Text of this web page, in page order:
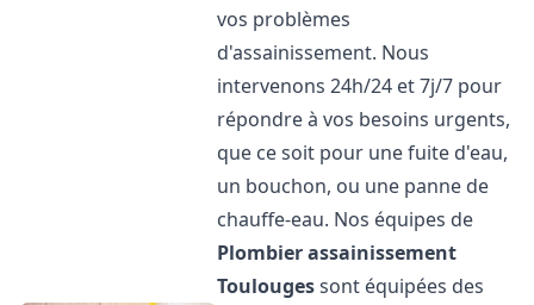
vos problèmes
d'assainissement. Nous
intervenons 24h/24 et 7j/7 pour
répondre à vos besoins urgents,
que ce soit pour une fuite d'eau,
un bouchon, ou une panne de
chauffe-eau. Nos équipes de
Plombier assainissement
Toulougessont équipées des